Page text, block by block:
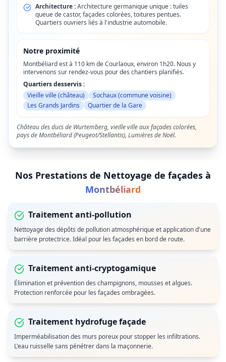
Architecture :Architecture germanique unique : tuiles
queue de castor, façades colorées, toitures pentues.
Quartiers ouvriers liés à l'industrie automobile.
Notre proximité
Montbéliard est à 110 km de Courlaoux, environ 1h20. Nous y
intervenons sur rendez-vous pour des chantiers planifiés.
Quartiers desservis :
Vieille ville (château)
Sochaux (commune voisine)
Les Grands Jardins
Quartier de la Gare
Château des ducs de Wurtemberg, vieille ville aux façades colorées,
pays de Montbéliard (Peugeot/Stellantis), Lumières de Noël.
Nos Prestations de Nettoyage de façades à
Montbéliard
Traitement anti-pollution
Nettoyage des dépôts de pollution atmosphérique et application d'une
barrière protectrice. Idéal pour les façades en bord de route.
Traitement anti-cryptogamique
Élimination et prévention des champignons, mousses et algues.
Protection renforcée pour les façades ombragées.
Traitement hydrofuge façade
Imperméabilisation des murs poreux pour stopper les infiltrations.
L'eau ruisselle sans pénétrer dans la maçonnerie.